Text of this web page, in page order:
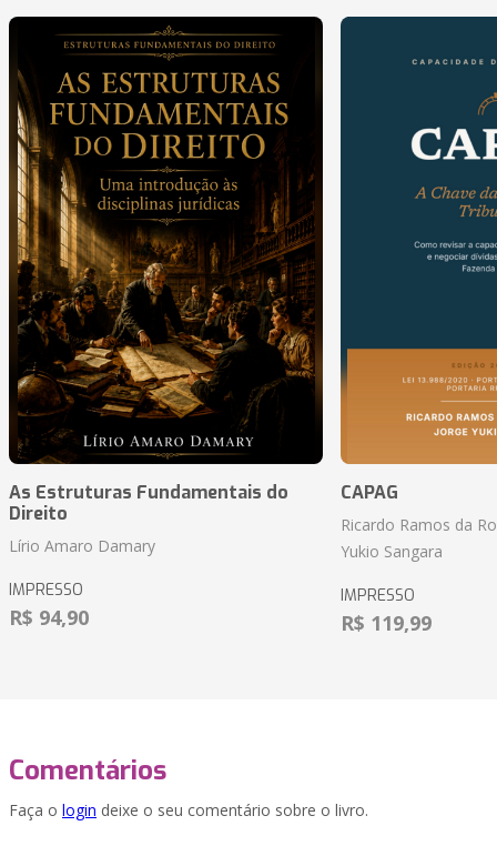
As Estruturas Fundamentais do
Direito
Lírio Amaro Damary
IMPRESSO
R$ 94,90
CAPAG
Ricardo Ramos da
Yukio Sangara
IMPRESSO
R$ 119,99
Comentários
Faça o login deixe o seu comentário sobre o livro.